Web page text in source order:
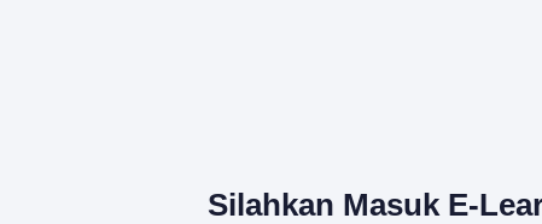
Silahkan Masuk E-